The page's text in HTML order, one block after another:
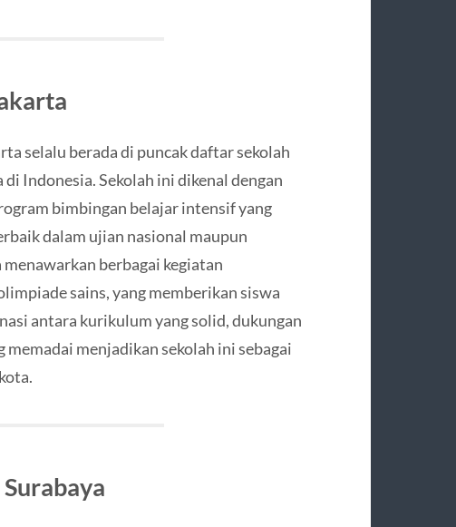
selalu berada di puncak daftar sekolah
Indonesia. Sekolah ini dikenal dengan
bimbingan belajar intensif yang
dalam ujian nasional maupun
berbagai kegiatan
sains, yang memberikan siswa
antara kurikulum yang solid, dukungan
menjadikan sekolah ini sebagai